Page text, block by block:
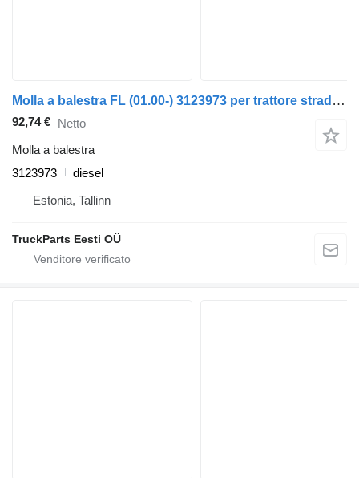
Molla a balestra FL (01.00-) 3123973 per trattore stradale Volvo FL, FL6, FL7, FL10, FL12, FS718 (1985-2005)
92,74 € Netto
Molla a balestra
3123973
diesel
Estonia, Tallinn
TruckParts Eesti OÜ